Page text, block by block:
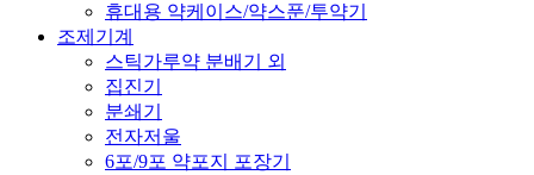
휴대용 약케이스/약스푼/투약기
조제기계
스틱가루약 분배기 외
집진기
분쇄기
전자저울
6포/9포 약포지 포장기